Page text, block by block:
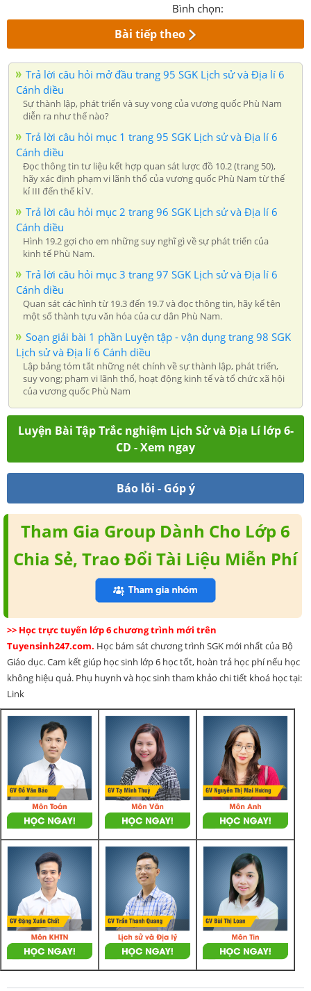
Bình chọn:
Bài tiếp theo
Trả lời câu hỏi mở đầu trang 95 SGK Lịch sử và Địa lí 6
Cánh diều
Sự thành lập, phát triển và suy vong của vương quốc Phù Nam
diễn ra như thế nào?
Trả lời câu hỏi mục 1 trang 95 SGK Lịch sử và Địa lí 6
Cánh diều
Đọc thông tin tư liệu kết hợp quan sát lược đồ 10.2 (trang 50),
hãy xác định phạm vi lãnh thổ của vương quốc Phù Nam từ thế
kỉ III đến thế kỉ V.
Trả lời câu hỏi mục 2 trang 96 SGK Lịch sử và Địa lí 6
Cánh diều
Hình 19.2 gợi cho em những suy nghĩ gì về sự phát triển của
kinh tế Phù Nam.
Trả lời câu hỏi mục 3 trang 97 SGK Lịch sử và Địa lí 6
Cánh diều
Quan sát các hình từ 19.3 đến 19.7 và đọc thông tin, hãy kể tên
một số thành tựu văn hóa của cư dân Phù Nam.
Soạn giải bài 1 phần Luyện tập - vận dụng trang 98 SGK
Lịch sử và Địa lí 6 Cánh diều
Lập bảng tóm tắt những nét chính về sự thành lập, phát triển,
suy vong; phạm vi lãnh thổ, hoạt động kinh tế và tổ chức xã hội
của vương quốc Phù Nam
Luyện Bài Tập Trắc nghiệm Lịch Sử và Địa Lí lớp 6-
CD - Xem ngay
Báo lỗi - Góp ý
Tham Gia Group Dành Cho Lớp 6
Chia Sẻ, Trao Đổi Tài Liệu Miễn Phí
>> Học trực tuyến lớp 6 chương trình mới trên
Tuyensinh247.com. Học bám sát chương trình SGK mới nhất của Bộ
Giáo dục. Cam kết giúp học sinh lớp 6 học tốt, hoàn trả học phí nếu học
không hiệu quả. Phụ huynh và học sinh tham khảo chi tiết khoá học tại:
Link